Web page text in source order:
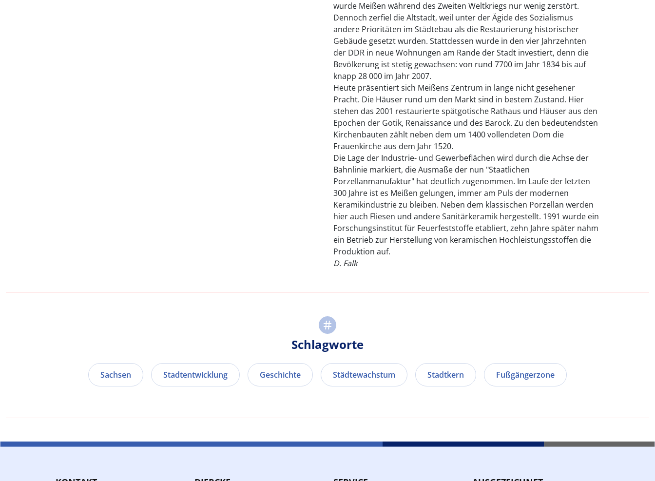
wurde Meißen während des Zweiten Weltkriegs nur wenig zerstört.
Dennoch zerfiel die Altstadt, weil unter der Ägide des Sozialismus
andere Prioritäten im Städtebau als die Restaurierung historischer
Gebäude gesetzt wurden. Stattdessen wurde in den vier Jahrzehnten
der DDR in neue Wohnungen am Rande der Stadt investiert, denn die
Bevölkerung ist stetig gewachsen: von rund 7700 im Jahr 1834 bis auf
knapp 28 000 im Jahr 2007.
Heute präsentiert sich Meißens Zentrum in lange nicht gesehener
Pracht. Die Häuser rund um den Markt sind in bestem Zustand. Hier
stehen das 2001 restaurierte spätgotische Rathaus und Häuser aus den
Epochen der Gotik, Renaissance und des Barock. Zu den bedeutendsten
Kirchenbauten zählt neben dem um 1400 vollendeten Dom die
Frauenkirche aus dem Jahr 1520.
Die Lage der Industrie- und Gewerbeflächen wird durch die Achse der
Bahnlinie markiert, die Ausmaße der nun "Staatlichen
Porzellanmanufaktur" hat deutlich zugenommen. Im Laufe der letzten
300 Jahre ist es Meißen gelungen, immer am Puls der modernen
Keramikindustrie zu bleiben. Neben dem klassischen Porzellan werden
hier auch Fliesen und andere Sanitärkeramik hergestellt. 1991 wurde ein
Forschungsinstitut für Feuerfeststoffe etabliert, zehn Jahre später nahm
ein Betrieb zur Herstellung von keramischen Hochleistungsstoffen die
Produktion auf.
D. Falk
Schlagworte
Sachsen Stadtentwicklung Geschichte Städtewachstum Stadtkern Fußgängerzone